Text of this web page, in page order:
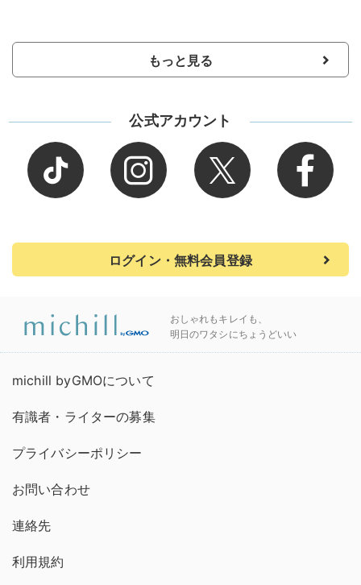
もっと見る
公式アカウント
ログイン・無料会員登録
おしゃれもキレイも、
明日のワタシにちょうどいい
michill byGMOについて
有識者・ライターの募集
プライバシーポリシー
お問い合わせ
連絡先
利用規約